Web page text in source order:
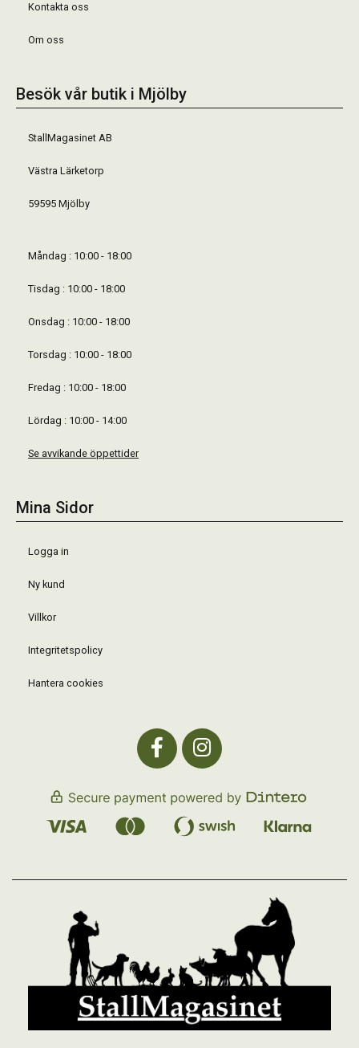
Kontakta oss
Om oss
Besök vår butik i Mjölby
StallMagasinet AB
Västra Lärketorp
59595 Mjölby
Måndag : 10:00 - 18:00
Tisdag : 10:00 - 18:00
Onsdag : 10:00 - 18:00
Torsdag : 10:00 - 18:00
Fredag : 10:00 - 18:00
Lördag : 10:00 - 14:00
Se avvikande öppettider
Mina Sidor
Logga in
Ny kund
Villkor
Integritetspolicy
Hantera cookies